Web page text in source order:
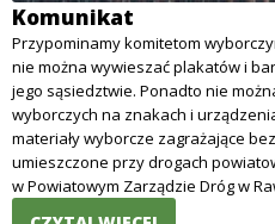
Komunikat
Przypominamy komitetom
nie można wywieszać plakatów i
jego sąsiedztwie. Ponadto nie
wyborczych na znakach i
materiały wyborcze zagrażające
umieszczone przy drogach
w Powiatowym Zarządzie Dróg w